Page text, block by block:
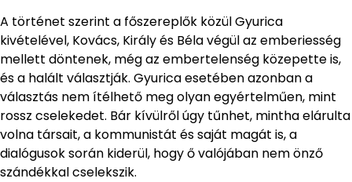
A történet szerint a főszereplők közül Gyurica
kivételével, Kovács, Király és Béla végül az emberiesség
mellett döntenek, még az embertelenség közepette is,
és a halált választják. Gyurica esetében azonban a
választás nem ítélhető meg olyan egyértelműen, mint
rossz cselekedet. Bár kívülről úgy tűnhet, mintha elárulta
volna társait, a kommunistát és saját magát is, a
dialógusok során kiderül, hogy ő valójában nem önző
szándékkal cselekszik.